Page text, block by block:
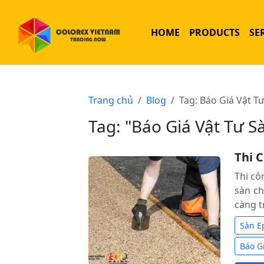
HOME PRODUCTS
Trang chủ Blog Tag: Báo Giá Vật
Tag: "Báo Giá Vật Tư
Thi
Thi
sàn
càng
Sàn
Báo